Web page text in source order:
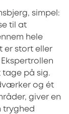
simpel:
til at
hele
er stort eller
tage på sig.
og ét
giver en
tryghed